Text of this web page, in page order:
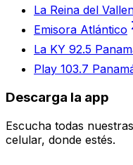
La Reina del
Emisora Atlántico
La KY 92.5
Play 103.7
Descarga la app
Escucha todas
celular, donde estés.